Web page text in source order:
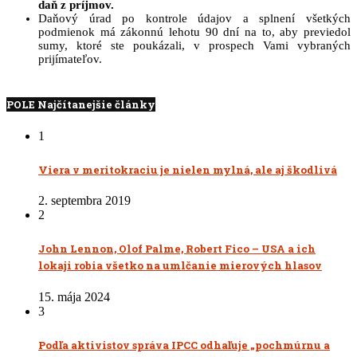
daň z príjmov.
Daňový úrad po kontrole údajov a splnení všetkých
podmienok má zákonnú lehotu 90 dní na to, aby previedol
sumy, ktoré ste poukázali, v prospech Vami vybraných
prijímateľov.
POLE Najčítanejšie články
1
Viera v meritokraciu je nielen mylná, ale aj škodlivá
2. septembra 2019
2
John Lennon, Olof Palme, Robert Fico – USA a ich
lokaji robia všetko na umlčanie mierových hlasov
15. mája 2024
3
Podľa aktivistov správa IPCC odhaľuje „pochmúrnu a